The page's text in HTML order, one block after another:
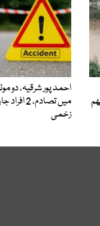
احمد پور شرقیہ، دو
زخمی